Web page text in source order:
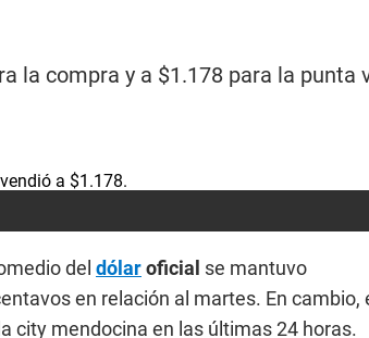
la compra y a $1.178 para la
del dólaroficial se mantuvo
en relación al martes. En cambio,
city mendocina en las últimas 24 horas.